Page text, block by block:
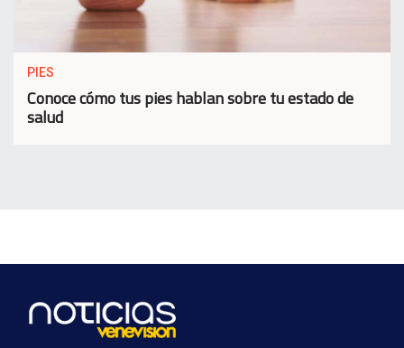
PIES
Conoce cómo tus pies hablan sobre tu estado de
salud